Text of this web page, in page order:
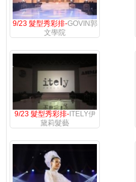
9/23 髮型秀彩排-GOVIN郭
文學院
9/23 髮型秀彩排-ITELY伊
黛莉髮藝